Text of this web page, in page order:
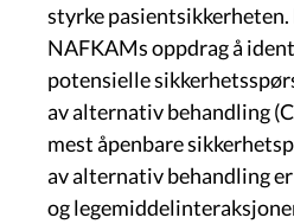
styrke
NAFKAMs oppdrag å
potensielle
av alternativ behandling
mest åpenbare
av alternativ behandling
og